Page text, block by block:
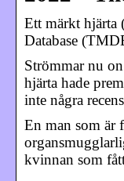
Ett märkt
Database
Strömmar nu
hjärta hade
inte några
En man som är
kvinnan som